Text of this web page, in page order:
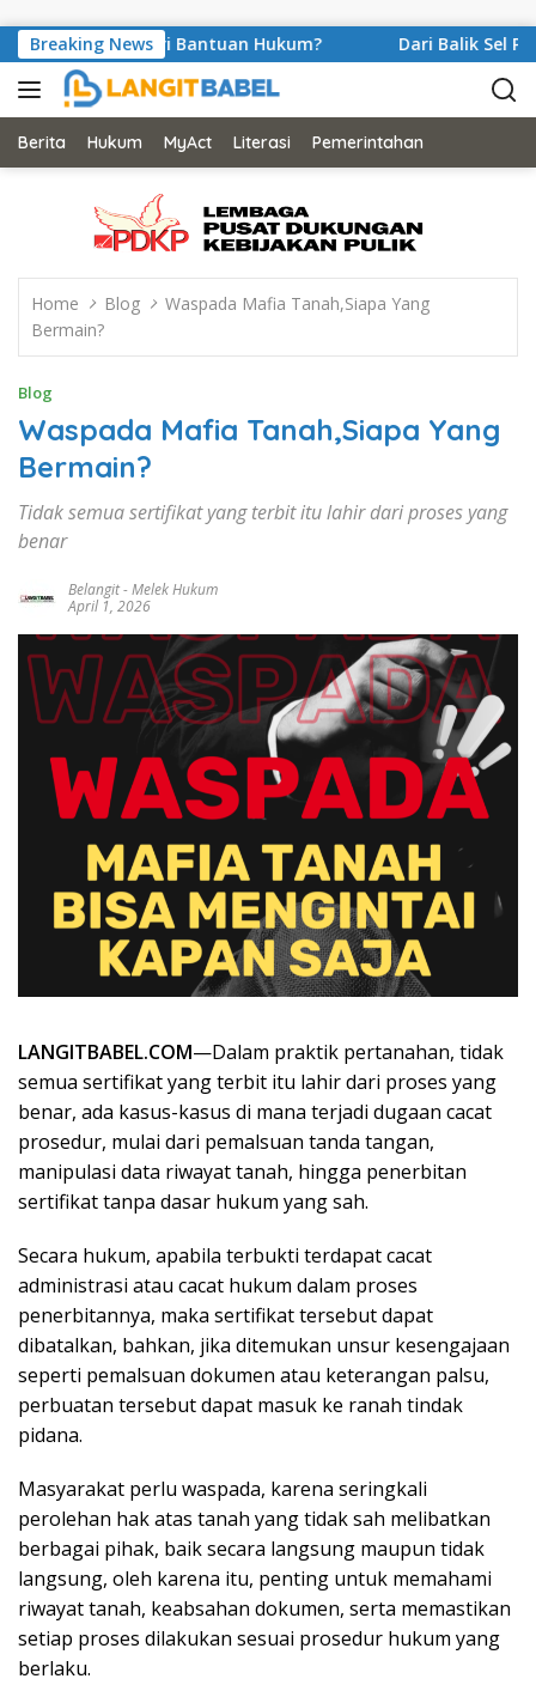
Breaking News
Pemberi Bantuan Hukum? Dari Balik Sel
Berita Hukum MyAct Literasi Pemerintahan
Home Blog
Waspada Mafia Tanah,Siapa Yang
Bermain?
Blog
Waspada Mafia Tanah,Siapa Yang
Bermain?
Tidak semua sertifikat yang terbit itu lahir dari proses yang
benar
Belangit-Melek Hukum
April 1, 2026
LANGITBABEL.COM—Dalam praktik pertanahan, tidak
semua sertifikat yang terbit itu lahir dari proses yang
benar, ada kasus-kasus di mana terjadi dugaan cacat
prosedur, mulai dari pemalsuan tanda tangan,
manipulasi data riwayat tanah, hingga penerbitan
sertifikat tanpa dasar hukum yang sah.
Secara hukum, apabila terbukti terdapat cacat
administrasi atau cacat hukum dalam proses
penerbitannya, maka sertifikat tersebut dapat
dibatalkan, bahkan, jika ditemukan unsur kesengajaan
seperti pemalsuan dokumen atau keterangan palsu,
perbuatan tersebut dapat masuk ke ranah tindak
pidana.
Masyarakat perlu waspada, karena seringkali
perolehan hak atas tanah yang tidak sah melibatkan
berbagai pihak, baik secara langsung maupun tidak
langsung, oleh karena itu, penting untuk memahami
riwayat tanah, keabsahan dokumen, serta memastikan
setiap proses dilakukan sesuai prosedur hukum yang
berlaku.